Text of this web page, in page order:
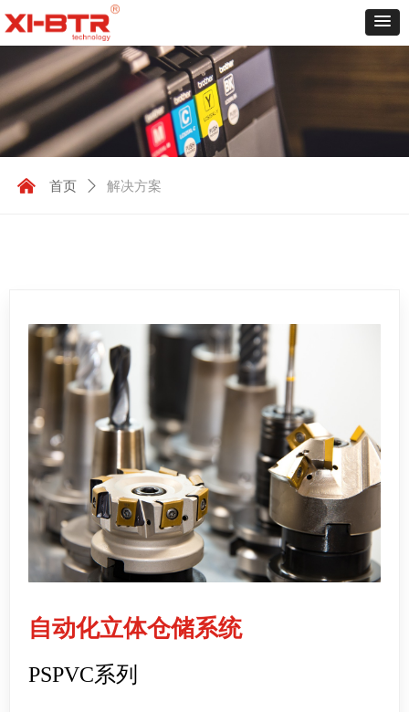
首页 ꄲ 解决方案
낀
自动化立体仓储系统
PSPVC系列